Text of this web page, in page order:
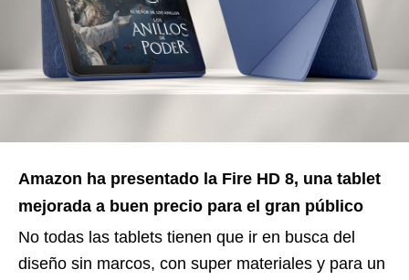
Amazon ha presentado la Fire HD 8, una tablet
mejorada a buen precio para el gran público
No todas las tablets tienen que ir en busca del
diseño sin marcos, con super materiales y para un